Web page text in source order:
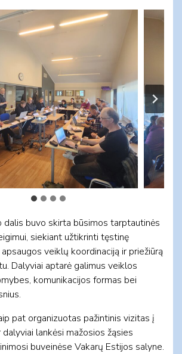
dalis buvo skirta būsimos tarptautinės
siekiant užtikrinti tęstinę
veiklų koordinaciją ir priežiūrą
Dalyviai aptarė galimus veiklos
komunikacijos formas bei
pat organizuotas pažintinis vizitas į
dalyviai lankėsi mažosios žąsies
buveinėse Vakarų Estijos salyne.